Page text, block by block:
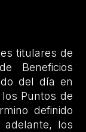
titulares de
Beneficios
del día en
Puntos de
definido
los